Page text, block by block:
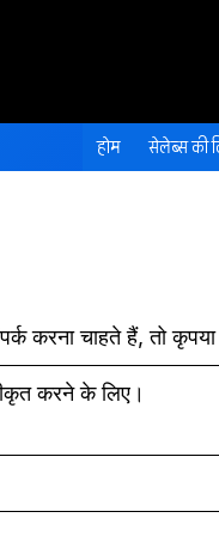
होम सेलेब्स की
करना चाहते हैं, तो
करने के लिए।